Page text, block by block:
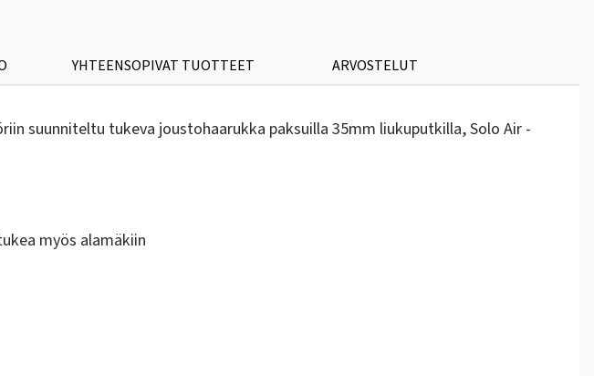
YHTEENSOPIVAT TUOTTEET ARVOSTELUT
suunniteltu tukeva joustohaarukka paksuilla 35mm liukuputkilla, Solo Air -
myös alamäkiin